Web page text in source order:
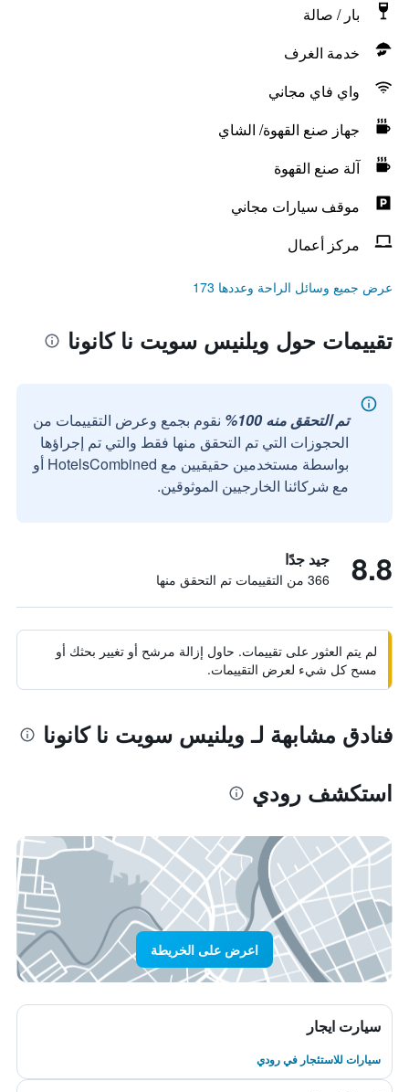
بار / صالة
خدمة الغرف
واي فاي مجاني
جهاز صنع القهوة/ الشاي
آلة صنع القهوة
موقف سيارات مجاني
مركز أعمال
عرض جميع وسائل الراحة وعددها 173
تقييمات حول ويلنيس سويت نا كانونا
تم التحقق منه 100%
نقوم بجمع وعرض التقييمات من
الحجوزات التي تم التحقق منها فقط والتي تم إجراؤها
بواسطة مستخدمين حقيقيين مع HotelsCombined أو
مع شركائنا الخارجيين الموثوقين.
8.8 جيد جدًا
366 من التقييمات تم التحقق منها
لم يتم العثور على تقييمات. حاول إزالة مرشح أو تغيير بحثك أو
مسح كل شيء لعرض التقييمات.
فنادق مشابهة لـ ويلنيس سويت نا كانونا
استكشف رودي
اعرض على الخريطة
سيارت ايجار
سيارات للاستئجار في رودي